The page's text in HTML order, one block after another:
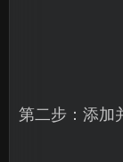
第二步：添加